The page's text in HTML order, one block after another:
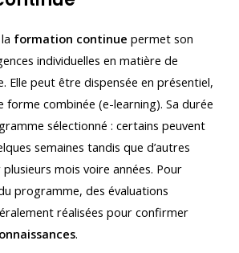
formation continue permet son
individuelles en matière de
Elle peut être dispensée en présentiel,
forme combinée (e-learning). Sa durée
sélectionné : certains peuvent
semaines tandis que d’autres
plusieurs mois voire années. Pour
programme, des évaluations
réalisées pour confirmer
.